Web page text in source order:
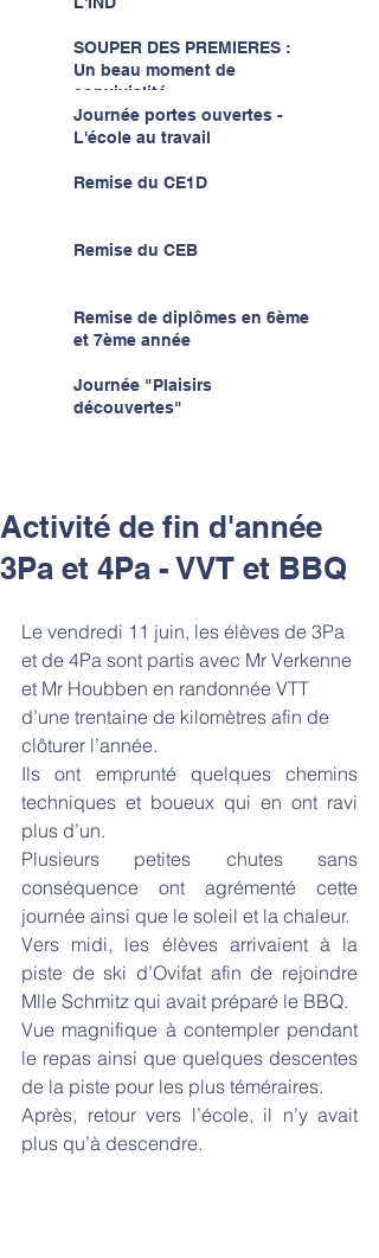
SOUPER DES PREMIERES :
Un beau moment de
convivialité...
Journée portes ouvertes -
L'école au travail
Remise du CE1D
Remise du CEB
Remise de diplômes en 6ème
et 7ème année
Journée "Plaisirs
découvertes"
Activité de fin d'année
3Pa et 4Pa - VVT et BBQ
Le vendredi 11 juin, les élèves de 3Pa
et de 4Pa sont partis avec Mr Verkenne
et Mr Houbben en randonnée VTT
d’une trentaine de kilomètres afin de
clôturer l’année.
Ils ont emprunté quelques chemins
techniques et boueux qui en ont ravi
plus d’un.
Plusieurs petites chutes sans
conséquence ont agrémenté cette
journée ainsi que le soleil et la chaleur.
Vers midi, les élèves arrivaient à la
piste de ski d’Ovifat afin de rejoindre
Mlle Schmitz qui avait préparé le BBQ.
Vue magnifique à contempler pendant
le repas ainsi que quelques descentes
de la piste pour les plus téméraires.
Après, retour vers l’école, il n’y avait
plus qu’à descendre.